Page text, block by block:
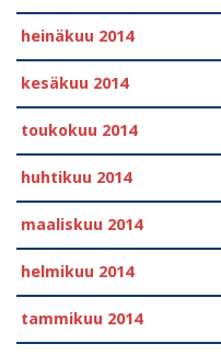
heinäkuu 2014
kesäkuu 2014
toukokuu 2014
huhtikuu 2014
maaliskuu 2014
helmikuu 2014
tammikuu 2014